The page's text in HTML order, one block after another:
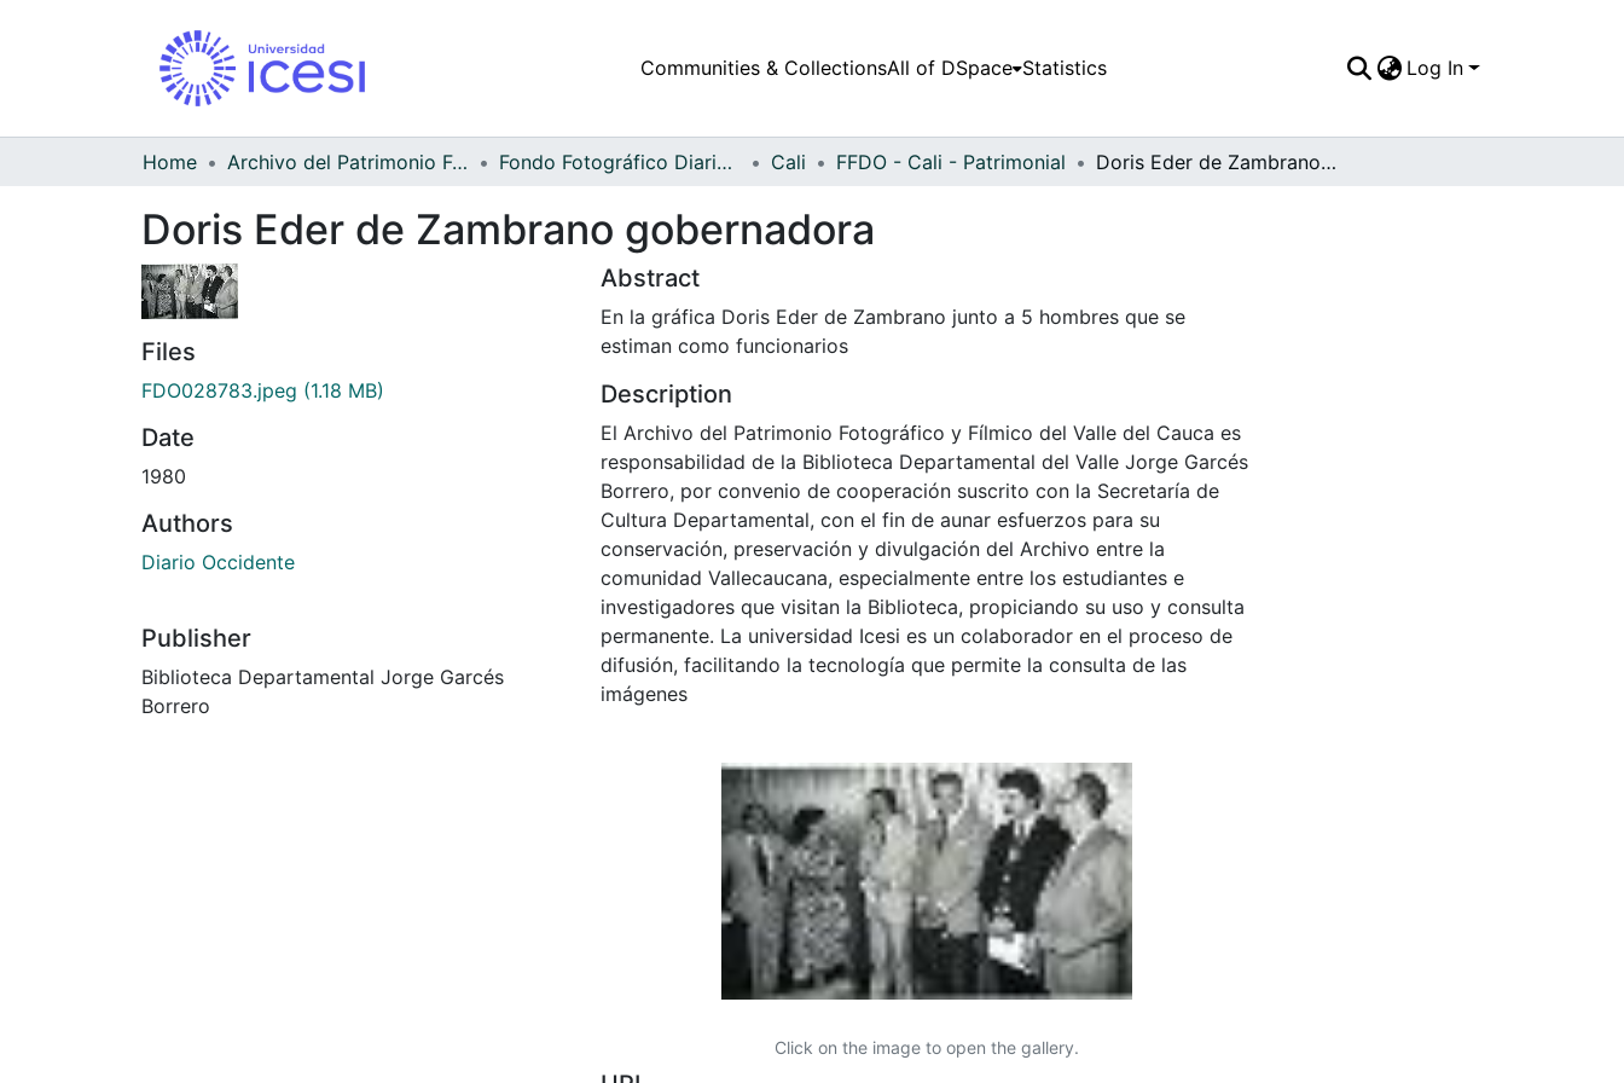
Communities & CollectionsAll of DSpace Statistics Log In
Home Archivo del Patrimonio Fotográfico y Fílmico del Valle del Cauca Fondo Fotográfico Diario Occidente Cali FFDO - Cali - Patrimonial Doris Eder de Zambrano gobernadora
Doris Eder de Zambrano gobernadora
Files
FDO028783.jpeg (1.18 MB)
Date
1980
Authors
Diario Occidente
Publisher
Biblioteca Departamental Jorge Garcés
Borrero
Abstract
En la gráfica Doris Eder de Zambrano junto a 5 hombres que se
estiman como funcionarios
Description
El Archivo del Patrimonio Fotográfico y Fílmico del Valle del Cauca es
responsabilidad de la Biblioteca Departamental del Valle Jorge Garcés
Borrero, por convenio de cooperación suscrito con la Secretaría de
Cultura Departamental, con el fin de aunar esfuerzos para su
conservación, preservación y divulgación del Archivo entre la
comunidad Vallecaucana, especialmente entre los estudiantes e
investigadores que visitan la Biblioteca, propiciando su uso y consulta
permanente. La universidad Icesi es un colaborador en el proceso de
difusión, facilitando la tecnología que permite la consulta de las
imágenes
Click on the image to open the gallery.